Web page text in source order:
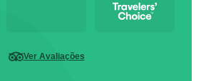
Ver Avaliações